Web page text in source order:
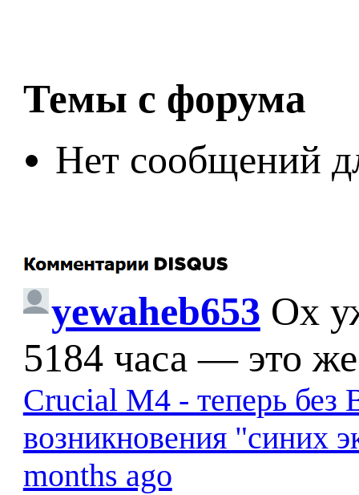
Темы с форума
Нет сообщений
yewaheb653 Ох
5184 часа — это
Crucial M4 - теперь без
возникновения "синих
months ago